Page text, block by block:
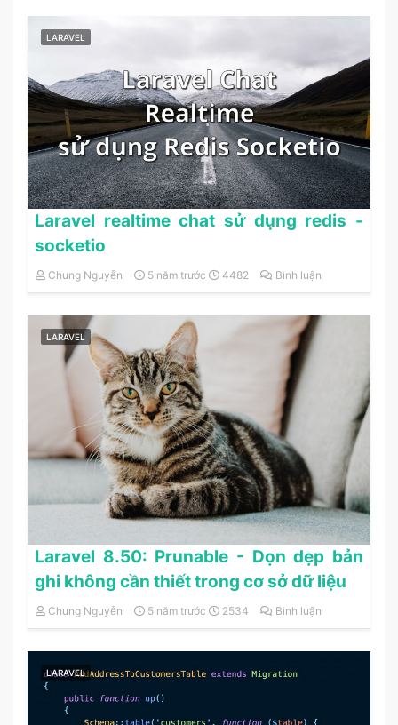
LARAVEL
Laravel realtime chat sử dụng redis -
socketio
Chung Nguyễn 5 năm trước 4482 Bình luận
LARAVEL
Laravel 8.50: Prunable - Dọn dẹp bản
ghi không cần thiết trong cơ sở dữ liệu
Chung Nguyễn 5 năm trước 2534 Bình luận
LARAVEL